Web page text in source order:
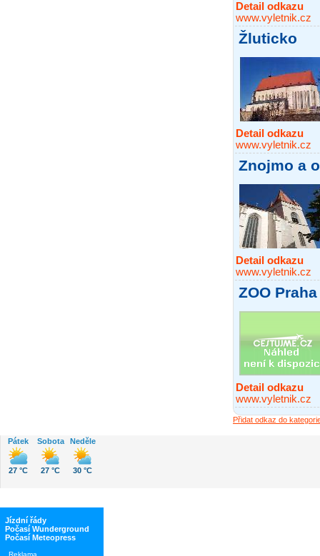
Detail odkazu
www.vyletnik.cz
Žluticko
Detail odkazu
www.vyletnik.cz
Znojmo a
Detail odkazu
www.vyletnik.cz
ZOO Praha
Detail odkazu
www.vyletnik.cz
Přidat odkaz do
Pátek
27 °C
Sobota
27 °C
Neděle
30 °C
Jízdní řády
Počasí Wunderground
Počasí Meteopress
Reklama